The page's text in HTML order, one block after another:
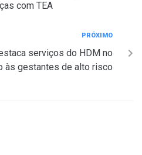
com TEA
PRÓXIMO
serviços do HDM no
às gestantes de alto risco